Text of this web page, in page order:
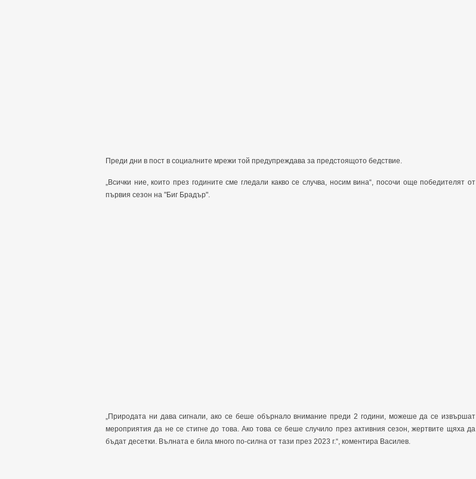
Преди дни в пост в социалните мрежи той предупреждава за предстоящото бедствие.
„Всички ние, които през годините сме гледали какво се случва, носим вина“, посочи още победителят от
първия сезон на "Биг Брадър".
„Природата ни дава сигнали, ако се беше обърнало внимание преди 2 години, можеше да се извършат
мероприятия да не се стигне до това. Ако това се беше случило през активния сезон, жертвите щяха да
бъдат десетки. Вълната е била много по-силна от тази през 2023 г.“, коментира Василев.